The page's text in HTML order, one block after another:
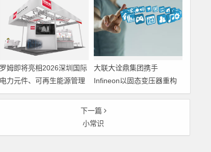
罗姆即将亮相2026深圳国际
电力元件、可再生能源管理
展览会暨研讨会
大联大诠鼎集团携手
Infineon以固态变压器重构
配电效率新标杆
下一篇
小常识